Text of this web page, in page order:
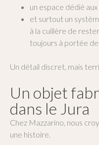
un espace dédié
et surtout un
à la cuillère de
toujours à portée de
Un détail discret, mais
Un objet
dans le Jura
Chez Mazzarino, nous
une histoire.